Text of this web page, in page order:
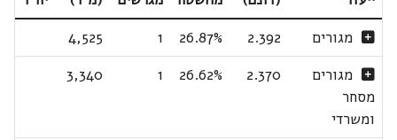
מגורים
2.392
26.87%
1
4,525
מגורים
מסחר
ומשרדי
2.370
26.62%
1
3,340